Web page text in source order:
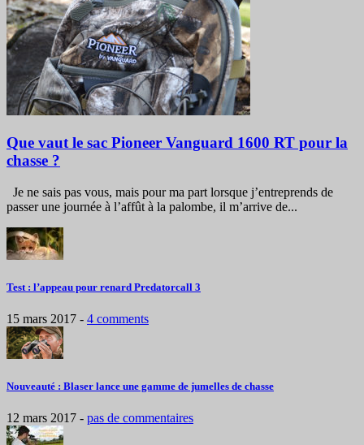
Que vaut le sac Pioneer Vanguard 1600 RT pour la
chasse ?
Je ne sais pas vous, mais pour ma part lorsque j’entreprends de
passer une journée à l’affût à la palombe, il m’arrive de...
Test : l’appeau pour renard Predatorcall 3
15 mars 2017 - 4 comments
Nouveauté : Blaser lance une gamme de jumelles de chasse
12 mars 2017 - pas de commentaires